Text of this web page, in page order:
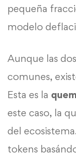
pequeña
modelo
Aunque las
comunes,
Esta es la
este caso, la
del
tokens